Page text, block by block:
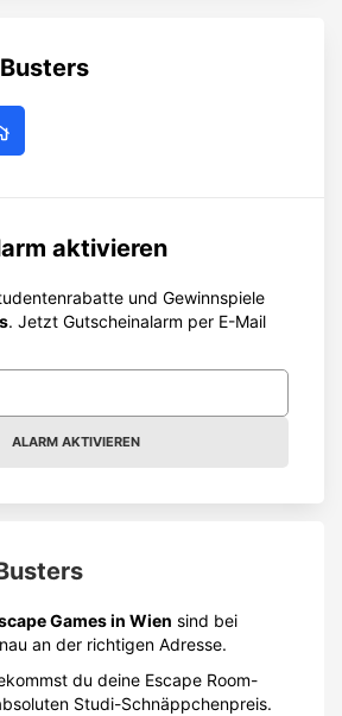
aktivieren
und Gewinnspiele
. Jetzt Gutscheinalarm per E-Mail
ALARM AKTIVIEREN
Games in Wien sind bei
an der richtigen Adresse.
du deine Escape Room-
Studi-Schnäppchenpreis.